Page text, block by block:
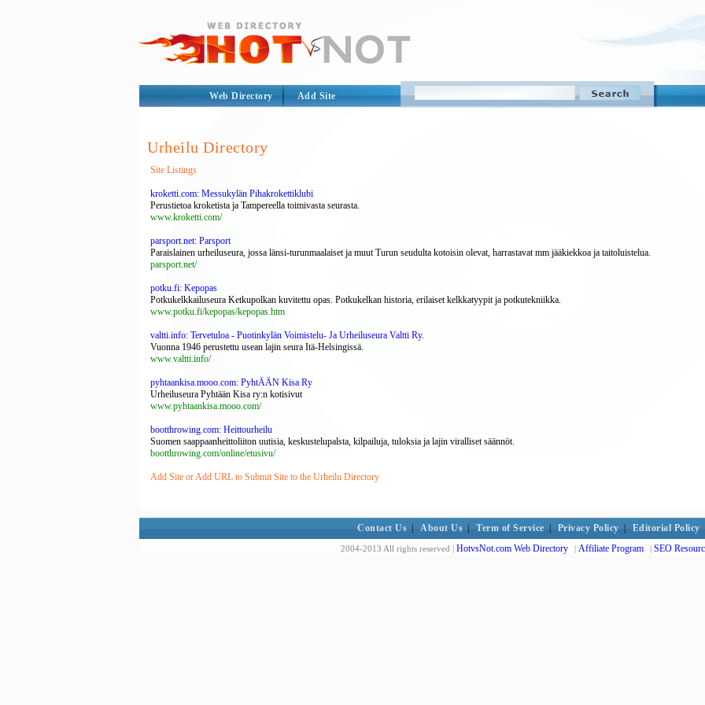
Web Directory Add Site
Urheilu Directory
Site Listings
kroketti.com: Messukylän Pihakrokettiklubi
Perustietoa kroketista ja Tampereella toimivasta seurasta.
www.kroketti.com/
parsport.net: Parsport
Paraislainen urheiluseura, jossa länsi-turunmaalaiset ja muut Turun seudulta kotoisin olevat, harrastavat mm jääkiekkoa ja taitoluistelua.
parsport.net/
potku.fi: Kepopas
Potkukelkkailuseura Ketkupolkan kuvitettu opas. Potkukelkan historia, erilaiset kelkkatyypit ja potkutekniikka.
www.potku.fi/kepopas/kepopas.htm
valtti.info: Tervetuloa - Puotinkylän Voimistelu- Ja Urheiluseura Valtti Ry.
Vuonna 1946 perustettu usean lajin seura Itä-Helsingissä.
www.valtti.info/
pyhtaankisa.mooo.com: PyhtÄÄN Kisa Ry
Urheiluseura Pyhtään Kisa ry:n kotisivut
www.pyhtaankisa.mooo.com/
bootthrowing.com: Heittourheilu
Suomen saappaanheittoliiton uutisia, keskustelupalsta, kilpailuja, tuloksia ja lajin viralliset säännöt.
bootthrowing.com/online/etusivu/
Add Site or Add URL to Submit Site to the Urheilu Directory
Contact Us About Us Term of Service Privacy Policy Editorial Policy
2004-2013 All rights reserved | HotvsNot.com Web Directory | Affiliate Program | SEO